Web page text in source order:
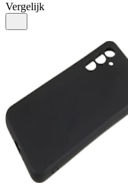
Vergelijk